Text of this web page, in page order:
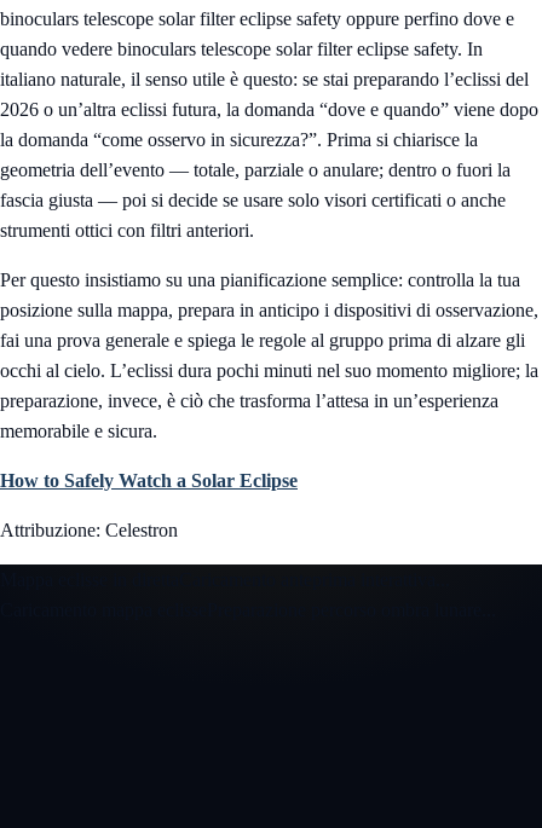
binoculars telescope solar filter eclipse safety oppure perfino dove e
quando vedere binoculars telescope solar filter eclipse safety. In
italiano naturale, il senso utile è questo: se stai preparando l’eclissi del
2026 o un’altra eclissi futura, la domanda “dove e quando” viene dopo
la domanda “come osservo in sicurezza?”. Prima si chiarisce la
geometria dell’evento — totale, parziale o anulare; dentro o fuori la
fascia giusta — poi si decide se usare solo visori certificati o anche
strumenti ottici con filtri anteriori.
Per questo insistiamo su una pianificazione semplice: controlla la tua
posizione sulla mappa, prepara in anticipo i dispositivi di osservazione,
fai una prova generale e spiega le regole al gruppo prima di alzare gli
occhi al cielo. L’eclissi dura pochi minuti nel suo momento migliore; la
preparazione, invece, è ciò che trasforma l’attesa in un’esperienza
memorabile e sicura.
How to Safely Watch a Solar Eclipse
Attribuzione: Celestron